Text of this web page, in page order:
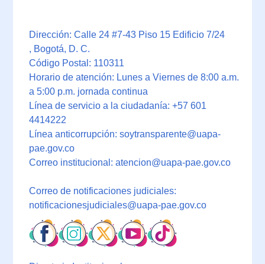
Dirección: Calle 24 #7-43 Piso 15 Edificio 7/24
, Bogotá, D. C.
Código Postal: 110311
Horario de atención: Lunes a Viernes de 8:00 a.m.
a 5:00 p.m. jornada continua
Línea de servicio a la ciudadanía: +57 601
4414222
Línea anticorrupción: soytransparente@uapa-
pae.gov.co
Correo institucional: atencion@uapa-pae.gov.co
Correo de notificaciones judiciales:
notificacionesjudiciales@uapa-pae.gov.co